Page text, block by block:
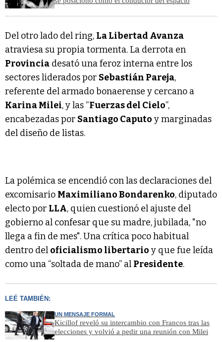
Del otro lado del ring, La Libertad Avanza
atraviesa su propia tormenta. La derrota en
Provincia desató una feroz interna entre los
sectores liderados por Sebastián Pareja,
referente del armado bonaerense y cercano a
Karina Milei, y las “Fuerzas del Cielo”,
encabezadas por Santiago Caputo y marginadas
del diseño de listas.
La polémica se encendió con las declaraciones del
excomisario Maximiliano Bondarenko, diputado
electo por LLA, quien cuestionó el ajuste del
gobierno al confesar que su madre, jubilada, "no
llega a fin de mes". Una crítica poco habitual
dentro del oficialismo libertario y que fue leída
como una “soltada de mano” al Presidente.
LEÉ TAMBIÉN:
UN MENSAJE FORMAL
Kicillof reveló su intercambio con Francos tras las
elecciones y volvió a pedir una reunión con Milei